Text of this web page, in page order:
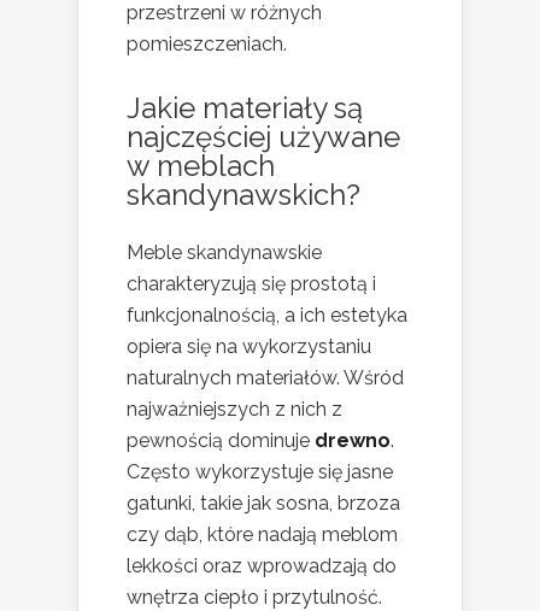
przestrzeni w różnych
pomieszczeniach.
Jakie materiały są
najczęściej używane
w meblach
skandynawskich?
Meble skandynawskie
charakteryzują się prostotą i
funkcjonalnością, a ich estetyka
opiera się na wykorzystaniu
naturalnych materiałów. Wśród
najważniejszych z nich z
pewnością dominuje drewno.
Często wykorzystuje się jasne
gatunki, takie jak sosna, brzoza
czy dąb, które nadają meblom
lekkości oraz wprowadzają do
wnętrza ciepło i przytulność.